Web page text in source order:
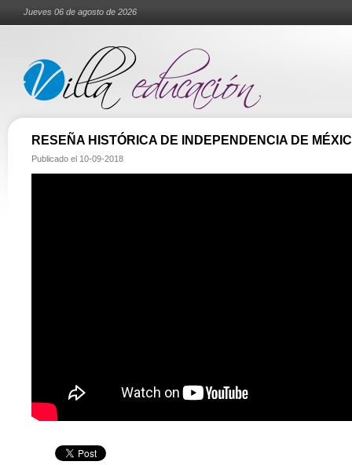
Jueves 06 de agosto de 2026
RESEÑA HISTÓRICA DE INDEPENDENCIA DE
Publicado el 10-09-2018